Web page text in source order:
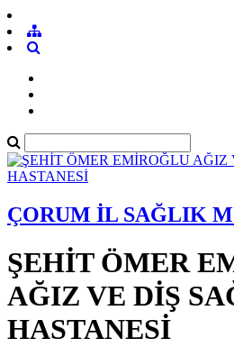
ÇORUM İL SAĞLIK
ŞEHİT ÖMER
AĞIZ VE DİŞ
HASTANESİ